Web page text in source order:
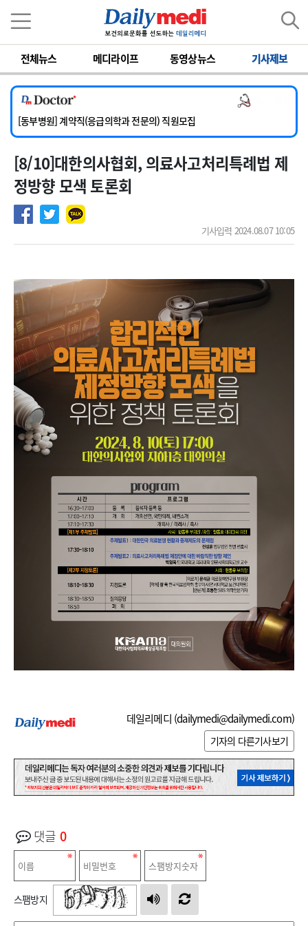
전체뉴스 메디라이프 동영상뉴스 기사제보
[서울아산병원] 2026년 하반기 인턴 모집
[영남대학교의료원] 마취통증의학과 임기제 임상의사 채용
[충남대학교병원] 소아청소년과(소아응급전담) 계약직 의사 공개채용
[동부병원] 계약직(응급의학과 전문의) 직원모집
[이대목동병원] 하반기 전공의(레지던트1년차) 모집
[서울아산병원] 2026년 하반기 인턴 모집
[영남대학교의료원] 마취통증의학과 임기제 임상의사 채용
[8/10]대한의사협회, 의료사고처리특례법 제
정방향 모색 토론회
기사입력 2024.08.07 10:05
데일리메디 (dailymedi@dailymedi.com)
기자의 다른기사보기
댓글 0
스팸방지